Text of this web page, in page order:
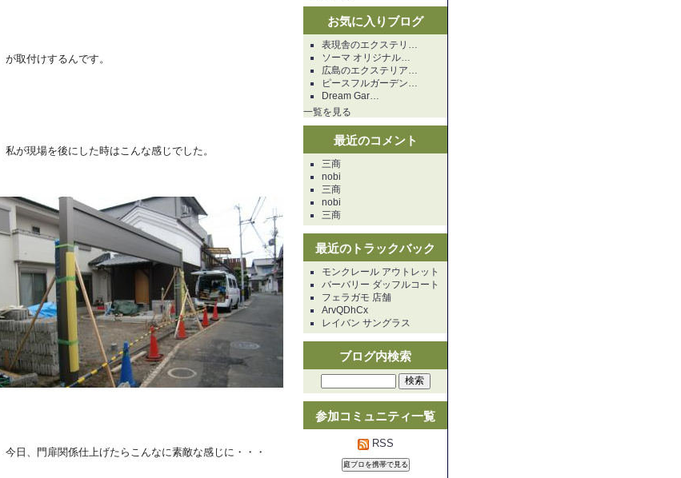
が取付けするんです。
私が現場を後にした時はこんな感じでした。
今日、門扉関係仕上げたらこんなに素敵な感じに・・・
お気に入りブログ
表現舎のエクステリ…
ソーマ オリジナル…
広島のエクステリア…
ピースフルガーデン…
Dream Gar…
一覧を見る
最近のコメント
三商
nobi
三商
nobi
三商
最近のトラックバック
モンクレール アウトレット
バーバリー ダッフルコート
フェラガモ 店舗
ArvQDhCx
レイバン サングラス
ブログ内検索
参加コミュニティ一覧
RSS